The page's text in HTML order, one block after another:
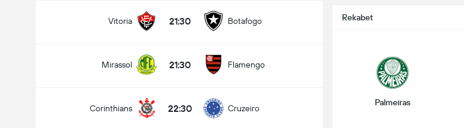
Vitoria 21:30 Botafogo
Mirassol 21:30 Flamengo
Corinthians 22:30 Cruzeiro
Rekabet
Palmeiras